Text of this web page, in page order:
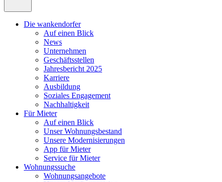
Die wankendorfer
Auf einen Blick
News
Unternehmen
Geschäftsstellen
Jahresbericht 2025
Karriere
Ausbildung
Soziales Engagement
Nachhaltigkeit
Für Mieter
Auf einen Blick
Unser Wohnungsbestand
Unsere Modernisierungen
App für Mieter
Service für Mieter
Wohnungssuche
Wohnungsangebote